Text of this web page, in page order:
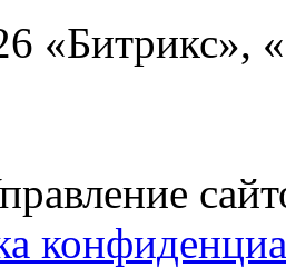
«Битрикс»,